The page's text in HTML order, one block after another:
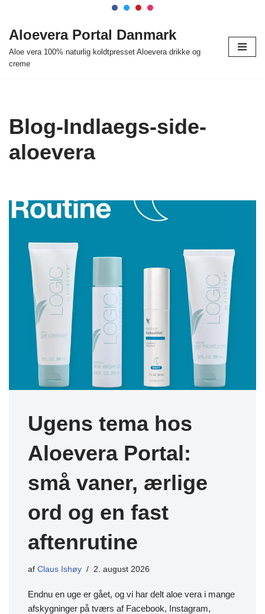
Spring
indhold
Aloevera Portal Danmark
Aloe vera 100% naturlig koldtpresset Aloevera drikke og
creme
Blog-Indlaegs-side-
aloevera
Ugens tema hos
Aloevera Portal:
små vaner, ærlige
ord og en fast
aftenrutine
af Claus Ishøy 2. august 2026
Endnu en uge er gået, og vi har delt aloe vera i mange
afskygninger på tværs af Facebook, Instagram,